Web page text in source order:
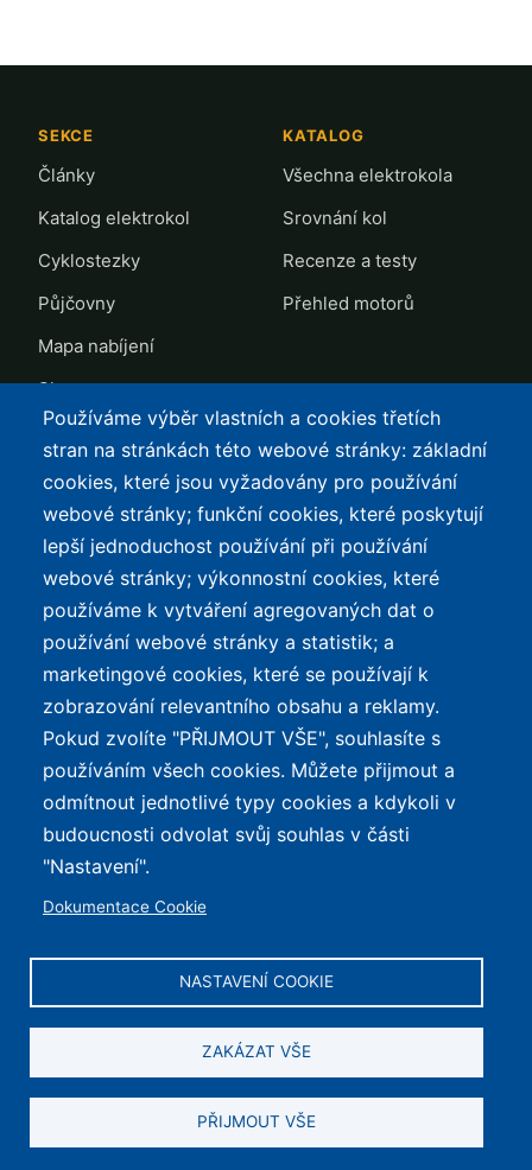
SEKCE
Články
Katalog elektrokol
Cyklostezky
Půjčovny
Mapa nabíjení
Slevy
KATALOG
Všechna elektrokola
Srovnání kol
Recenze a testy
Přehled motorů
TOP LISTY Z DAT
Přehled top listů
Nejlehčí elektrokola
Největší dojezd
Nejlevnější s Bosch CX
Největší poklesy cen
Nejlepší poměr
cena/výkon
SERVIS
Kontakt
Podmínky užívání a
ochrana osobních údajů
e-Biker Point
Mapa stránek
O WEBU
Průvodce světem
elektrokol — recenze,
mapa nabíjecích stanic z
Používáme výběr vlastních a cookies třetích
stran na stránkách této webové stránky: základní
cookies, které jsou vyžadovány pro používání
webové stránky; funkční cookies, které poskytují
lepší jednoduchost používání při používání
webové stránky; výkonnostní cookies, které
používáme k vytváření agregovaných dat o
používání webové stránky a statistik; a
marketingové cookies, které se používají k
zobrazování relevantního obsahu a reklamy.
Pokud zvolíte "PŘIJMOUT VŠE", souhlasíte s
používáním všech cookies. Můžete přijmout a
odmítnout jednotlivé typy cookies a kdykoli v
budoucnosti odvolat svůj souhlas v části
"Nastavení".
Dokumentace Cookie
NASTAVENÍ COOKIE
ZAKÁZAT VŠE
PŘIJMOUT VŠE
© 2026 e-Biker.cz
Obsah je chráněn autorským právem. Zobrazujeme reklamu.
REKLAMA